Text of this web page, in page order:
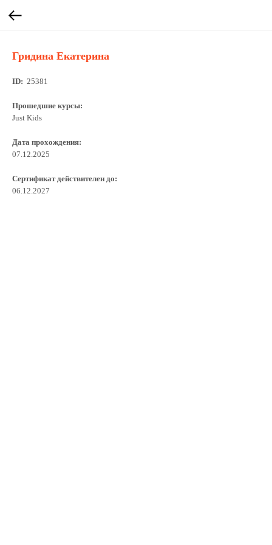
Гридина Екатерина
ID: 25381
Прошедшие курсы:
Just Kids
Дата прохождения:
07.12.2025
Сертификат действителен до:
06.12.2027